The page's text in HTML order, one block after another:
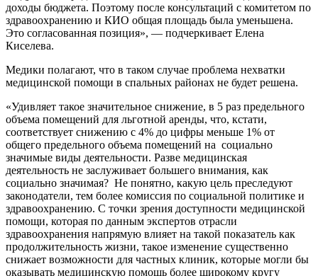
доходы бюджета. Поэтому после консультаций с комитетом по
здравоохранению и КИО общая площадь была уменьшена.
Это согласованная позиция», — подчеркивает Елена
Киселева.
Медики полагают, что в таком случае проблема нехватки
медицинской помощи в спальных районах не будет решена.
«Удивляет такое значительное снижение, в 5 раз предельного
объема помещений для льготной аренды, что, кстати,
соответствует снижению с 4% до цифры меньше 1% от
общего предельного объема помещений на социально
значимые виды деятельности. Разве медицинская
деятельность не заслуживает большего внимания, как
социально значимая? Не понятно, какую цель преследуют
законодатели, тем более комиссия по социальной политике и
здравоохранению. С точки зрения доступности медицинской
помощи, которая по данным экспертов отрасли
здравоохранения напрямую влияет на такой показатель как
продолжительность жизни, такое изменение существенно
снижает возможности для частных клиник, которые могли бы
оказывать медицинскую помощь более широкому кругу